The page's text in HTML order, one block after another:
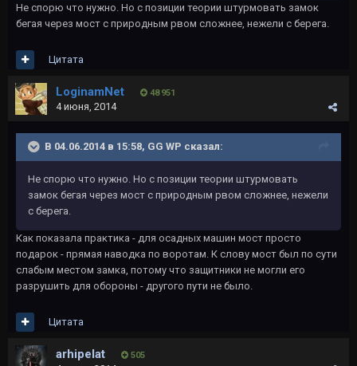
Не спорю что нужно. Но с позиции теории штурмовать замок
бегая через мост с природным рвом сложнее, нежели с берега.
Цитата
LoginamNet 48 951
4 июня, 2014
В 04.06.2014 в 15:58, GG WP сказал:
Не спорю что нужно. Но с позиции теории штурмовать
замок бегая через мост с природным рвом сложнее, нежели
с берега.
Как показала практика - для осадных машин мост просто
подарок - прямая наводка по воротам. К слову мост был по сути
слабым местом замка, потому что защитники не могли его
разрушить для обороны - другого пути не было.
Цитата
arhipelat 505